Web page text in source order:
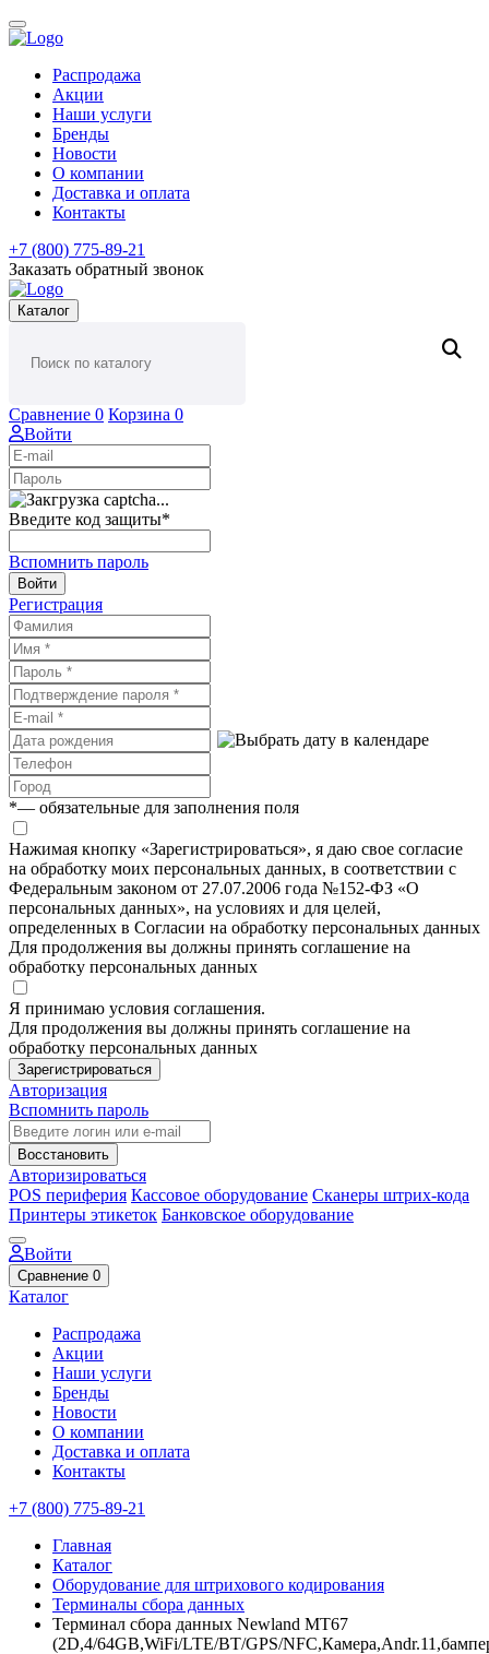
Распродажа
Акции
Наши услуги
Бренды
Новости
О компании
Доставка и оплата
Контакты
+7 (800) 775-89-21
Заказать обратный звонок
Каталог
Сравнение 0 Корзина 0
Войти
Введите код защиты*
Вспомнить пароль
Войти
Регистрация
*— обязательные для заполнения поля
Нажимая кнопку «Зарегистрироваться», я даю свое согласие
на обработку моих персональных данных, в соответствии с
Федеральным законом от 27.07.2006 года №152-ФЗ «О
персональных данных», на условиях и для целей,
определенных в Согласии на обработку персональных данных
Для продолжения вы должны принять соглашение на
обработку персональных данных
Я принимаю условия соглашения.
Для продолжения вы должны принять соглашение на
обработку персональных данных
Зарегистрироваться
Авторизация
Вспомнить пароль
Восстановить
Авторизироваться
POS периферия Кассовое оборудование Сканеры штрих-кода
Принтеры этикеток Банковское оборудование
Войти
Сравнение 0
Каталог
Распродажа
Акции
Наши услуги
Бренды
Новости
О компании
Доставка и оплата
Контакты
+7 (800) 775-89-21
Главная
Каталог
Оборудование для штрихового кодирования
Терминалы сбора данных
Терминал сбора данных Newland MT67
(2D,4/64GB,WiFi/LTE/BT/GPS/